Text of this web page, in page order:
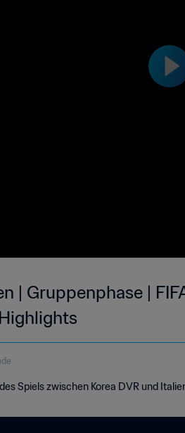
| Gruppenphase |
Spiels zwischen Korea DVR und